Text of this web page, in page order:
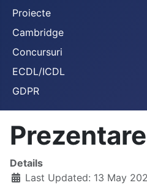
Proiecte
Cambridge
Concursuri
ECDL/ICDL
GDPR
Details
Last Updated: 13 May